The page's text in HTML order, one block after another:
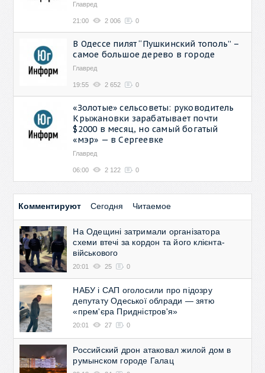
Главред
21:00 2 006 0
В Одессе пилят “Пушкинский тополь” –
самое большое дерево в городе
Главред
19:55 2 652 0
«Золотые» сельсоветы: руководитель
Крыжановки зарабатывает почти
$2000 в месяц, но самый богатый
«мэр» — в Сергеевке
Главред
06:00 2 122 0
Комментируют Сегодня Читаемое
На Одещині затримали організатора
схеми втечі за кордон та його клієнта-
військового
20:01 25 0
НАБУ і САП оголосили про підозру
депутату Одеської облради — зятю
«прем'єра Придністров'я»
20:01 27 0
Российский дрон атаковал жилой дом в
румынском городе Галац